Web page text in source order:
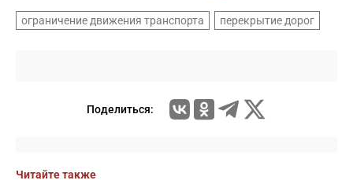
ограничение движения транспорта перекрытие дорог
Поделиться:
Читайте также